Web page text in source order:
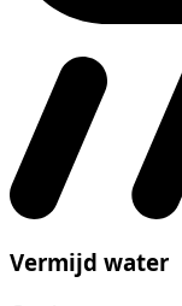
Vermijd water